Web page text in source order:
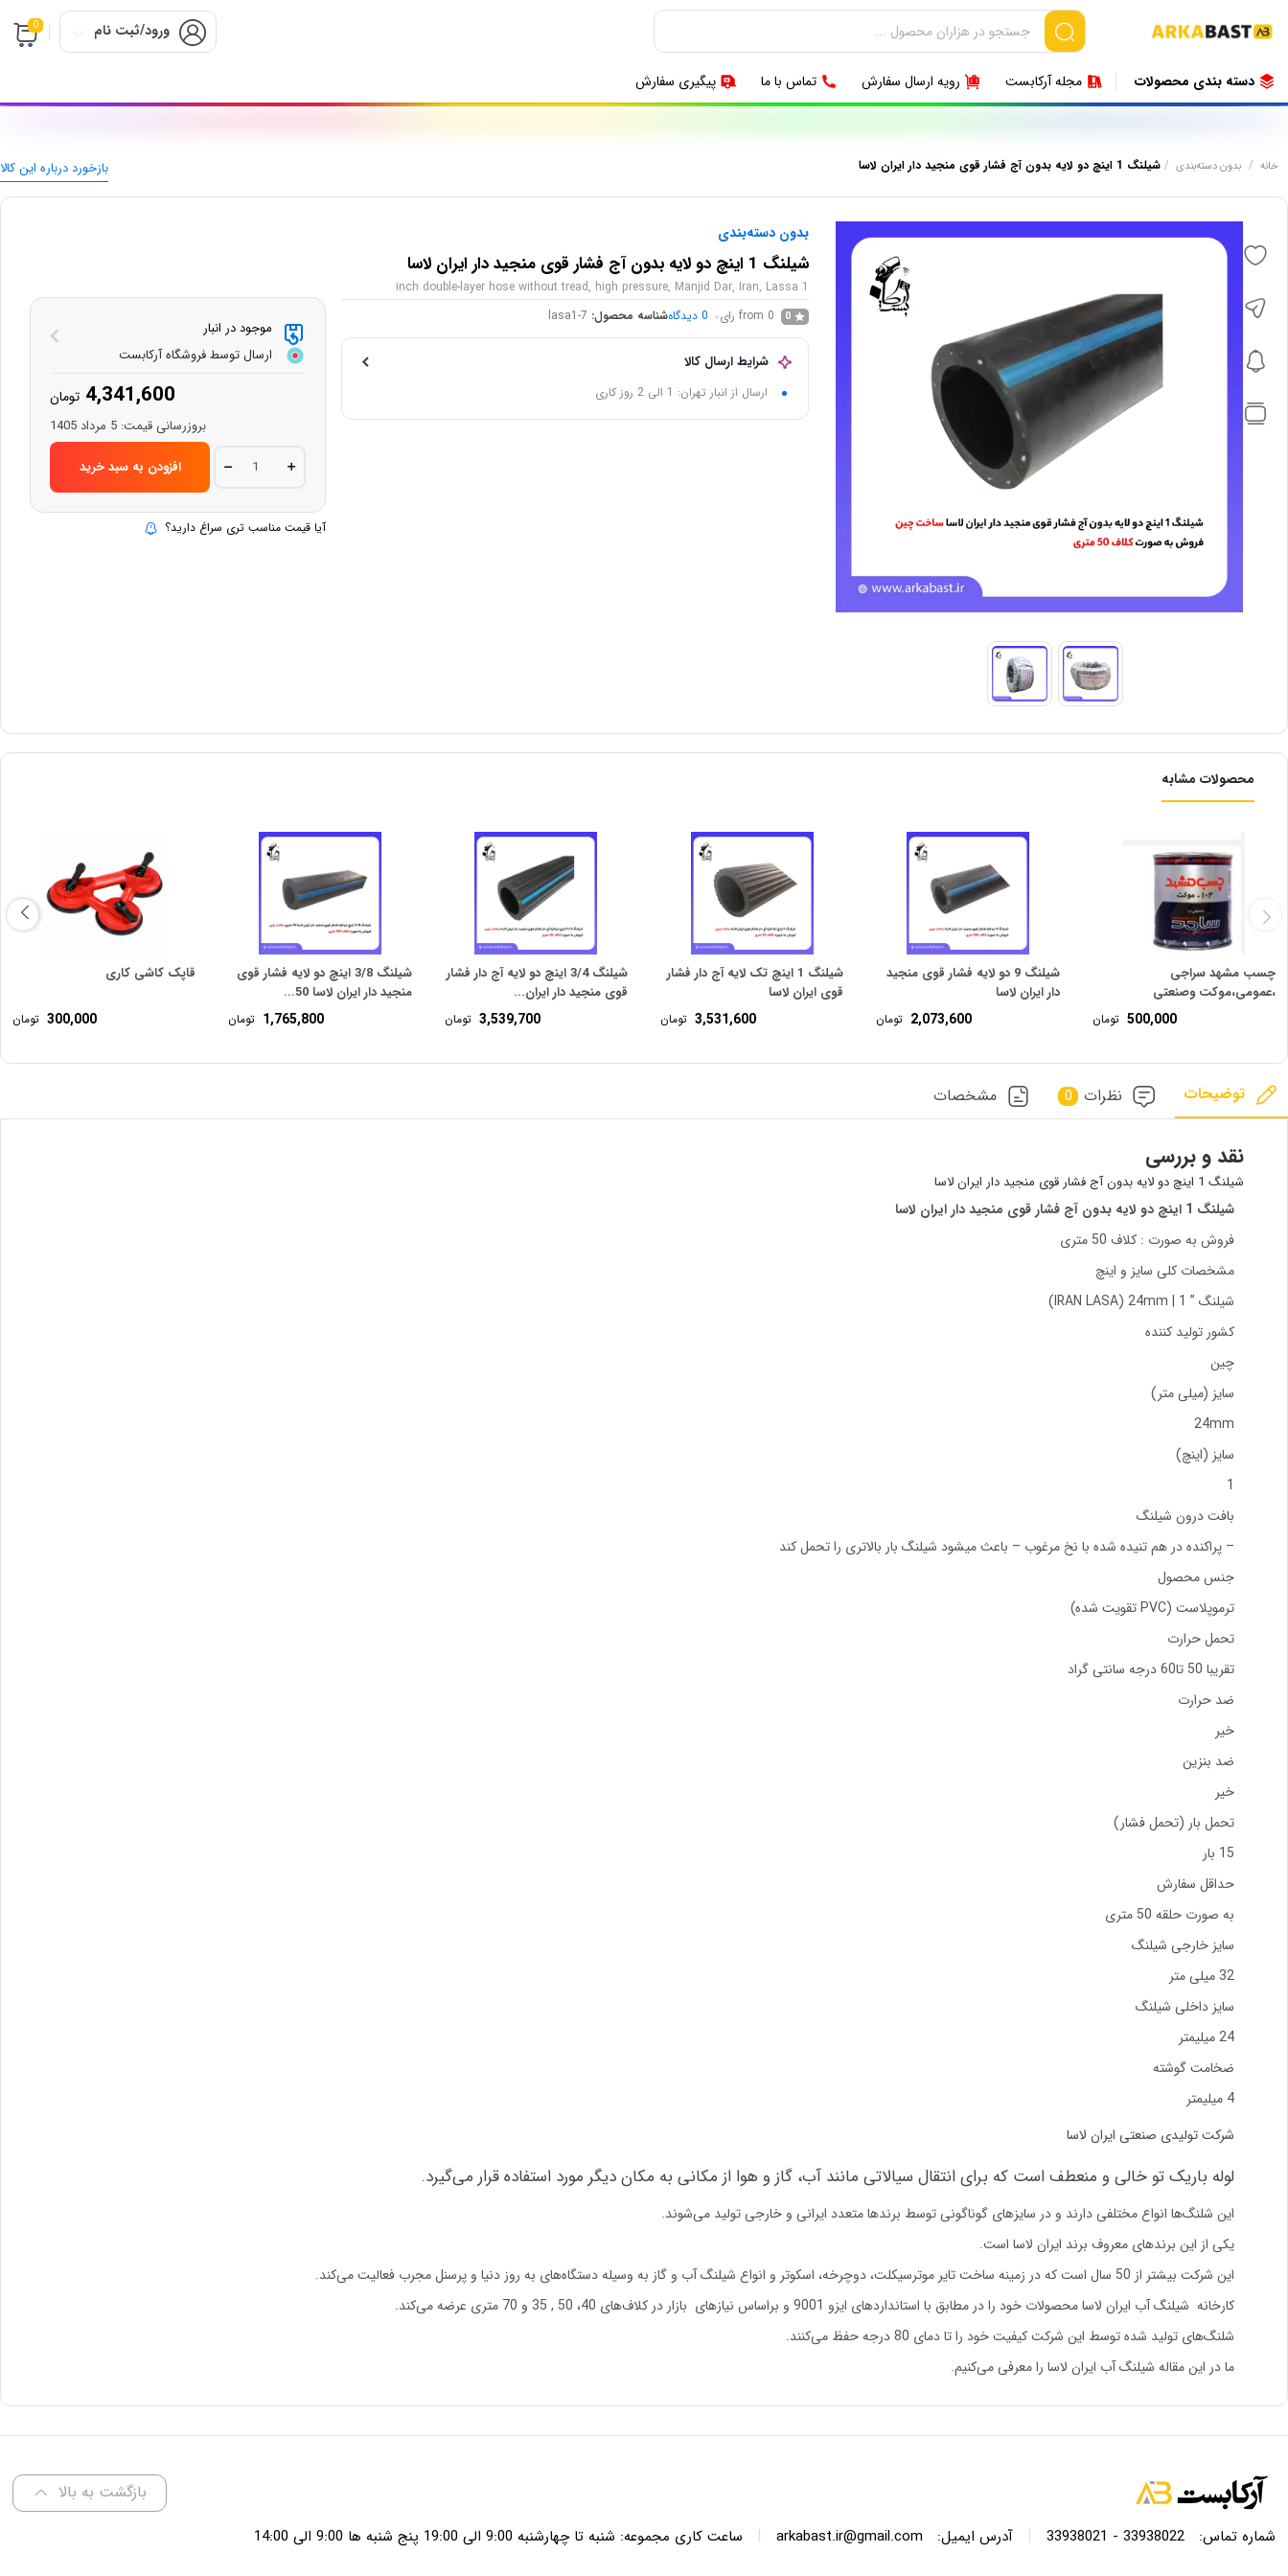
ورود/ثبت نام 0
دسته بندی محصولات مجله آرکابست رویه ارسال سفارش تماس با ما پیگیری سفارش
بازخورد درباره این کالا خانه / بدون دسته‌بندی / شیلنگ 1 اینچ دو لایه بدون آج فشار قوی منجید دار ایران لاسا
بدون دسته‌بندی
شیلنگ 1 اینچ دو لایه بدون آج فشار قوی منجید دار ایران لاسا
1 inch double-layer hose without tread, high pressure, Manjid Dar, Iran, Lassa
0 from 0 رای 0 دیدگاهشناسه محصول: lasa1-7
شرایط ارسال کالا
ارسال از انبار تهران: 1 الی 2 روز کاری
موجود در انبار
ارسال توسط فروشگاه آرکابست
4,341,600 تومان
بروزرسانی قیمت: 5 مرداد 1405
شیلنگ
دو
لایه
بدون
افزودن به سبد خرید
آیا قیمت مناسب تری سراغ دارید؟
محصولات مشابه
چسب مشهد سراجی
،عمومی،موکت وصنعتی
500,000 تومان
شیلنگ 9 دو لایه فشار قوی منجید
دار ایران لاسا
2,073,600 تومان
شیلنگ 1 اینچ تک لایه آج دار فشار
قوی ایران لاسا
3,531,600 تومان
شیلنگ 3/4 اینچ دو لایه آج دار فشار
قوی منجید دار ایران...
3,539,700 تومان
شیلنگ 3/8 اینچ دو لایه فشار قوی
منجید دار ایران لاسا 50...
1,765,800 تومان
قاپک کاشی کاری
300,000 تومان
توضیحات نظرات 0 مشخصات
نقد و بررسی
شیلنگ 1 اینچ دو لایه بدون آج فشار قوی منجید دار ایران لاسا
شیلنگ 1 اینچ دو لایه بدون آج فشار قوی منجید دار ایران لاسا
فروش به صورت : کلاف 50 متری
مشخصات کلی سایز و اینچ
شیلنگ ” 1 | IRAN LASA) 24mm)
کشور تولید کننده
چین
سایز (میلی متر)
24mm
سایز (اینچ)
1
بافت درون شیلنگ
– پراکنده در هم تنیده شده با نخ مرغوب – باعث میشود شیلنگ بار بالاتری را تحمل کند
جنس محصول
ترموپلاست (PVC تقویت شده)
تحمل حرارت
تقریبا 50 تا60 درجه سانتی گراد
ضد حرارت
خیر
ضد بنزین
خیر
تحمل بار (تحمل فشار)
15 بار
حداقل سفارش
به صورت حلقه 50 متری
سایز خارجی شیلنگ
32 میلی متر
سایز داخلی شیلنگ
24 میلیمتر
ضخامت گوشته
4 میلیمتر
شرکت تولیدی صنعتی ایران لاسا
لوله باریک تو خالی و منعطف است که برای انتقال سیالاتی مانند آب، گاز و هوا از مکانی به مکان دیگر مورد استفاده قرار می‌گیرد.
این شلنگ‌ها انواع مختلفی دارند و در سایزهای گوناگونی توسط برندها متعدد ایرانی و خارجی تولید می‌شوند.
یکی از این برندهای معروف برند ایران لاسا است.
این شرکت بیشتر از 50 سال است که در زمینه ساخت تایر موترسیکلت، دوچرخه، اسکوتر و انواع شیلنگ آب و گاز به وسیله دستگاه‌های به روز دنیا و پرسنل مجرب فعالیت می‌کند.
کارخانه شیلنگ آب ایران لاسا محصولات خود را در مطابق با استانداردهای ایزو 9001 و براساس نیازهای بازار در کلاف‌های 40، 50 , 35 و 70 متری عرضه می‌کند.
شلنگ‌های تولید شده توسط این شرکت کیفیت خود را تا دمای 80 درجه حفظ می‌کنند.
ما در این مقاله شیلنگ آب ایران لاسا را معرفی می‌کنیم.
بازگشت به بالا
شماره تماس: 33938022 - 33938021
| آدرس ایمیل: arkabast.ir@gmail.com
| ساعت کاری مجموعه: شنبه تا چهارشنبه 9:00 الی 19:00 پنج شنبه ها 9:00 الی 14:00